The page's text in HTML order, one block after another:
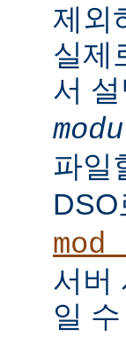
제외
실제
서
파일
서버
일